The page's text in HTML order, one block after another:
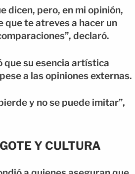
dicen, pero, en mi opinión,
que te atreves a hacer un
declaró.
que su esencia artística
a las opiniones externas.
y no se puede imitar”,
Y CULTURA